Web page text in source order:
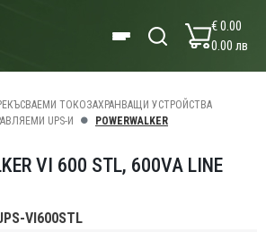
€ 0.00
0.00 лв
ТОКОЗАХРАНВАЩИ УСТРОЙСТВА
UPS-И
POWERWALKER
VI 600 STL, 600VA LINE
VI600STL